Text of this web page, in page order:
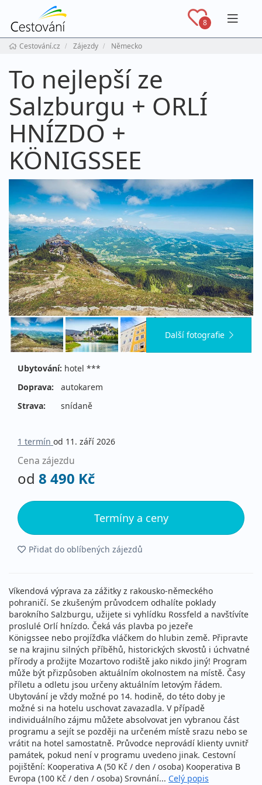
8
Cestování.cz Zájezdy Německo
To nejlepší ze
Salzburgu + ORLÍ
HNÍZDO +
KÖNIGSSEE
Další fotografie
Ubytování: hotel ***
Doprava:
autokarem
Strava:
snídaně
1 termín od 11. září 2026
Cena zájezdu
od 8 490 Kč
Termíny a ceny
Přidat do oblíbených zájezdů
Víkendová výprava za zážitky z rakousko-německého
pohraničí. Se zkušeným průvodcem odhalíte poklady
barokního Salzburgu, užijete si vyhlídku Rossfeld a navštívíte
proslulé Orlí hnízdo. Čeká vás plavba po jezeře
Königssee nebo projížďka vláčkem do hlubin země. Připravte
se na krajinu silných příběhů, historických skvostů i úchvatné
přírody a prožijte Mozartovo rodiště jako nikdo jiný! Program
může být přizpůsoben aktuálním okolnostem na místě. Časy
příletu a odletu jsou určeny aktuálním letovým řádem.
Ubytování je vždy možné po 14. hodině, do této doby je
možné si na hotelu uschovat zavazadla. V případě
individuálního zájmu můžete absolvovat jen vybranou část
programu a sejít se později na určeném místě srazu nebo se
vrátit na hotel samostatně. Průvodce neprovádí klienty uvnitř
památek, pokud není v programu uvedeno jinak. Cestovní
pojištění: Kooperativa A (50 Kč / den / osoba) Kooperativa B
Evropa (100 Kč / den / osoba) Srovnání... Celý popis